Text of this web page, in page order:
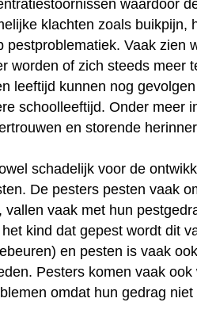
waardoor
klachten zoals buikpijn,
pestproblematiek. Vaak zien
worden of zich steeds meer
leeftijd kunnen nog
schoolleeftijd. Onder meer
en storende
schadelijk voor de
De pesters pesten vaak
vallen vaak met hun
kind dat gepest wordt dit
en pesten is vaak
Pesters komen vaak
omdat hun gedrag